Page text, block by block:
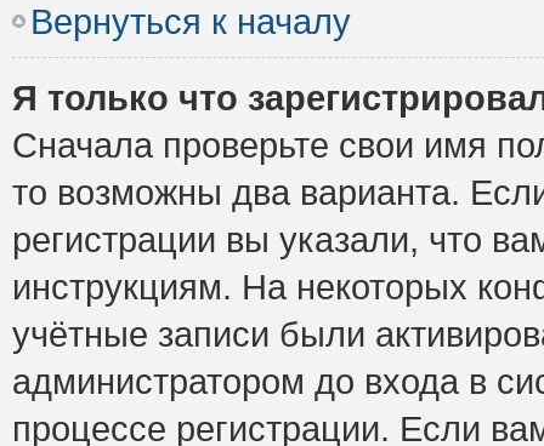
Вернуться к началу
Я только что
Сначала проверьте свои имя
то возможны два варианта.
регистрации вы указали, что
инструкциям. На некоторых
учётные записи были
администратором до входа в
процессе регистрации. Если